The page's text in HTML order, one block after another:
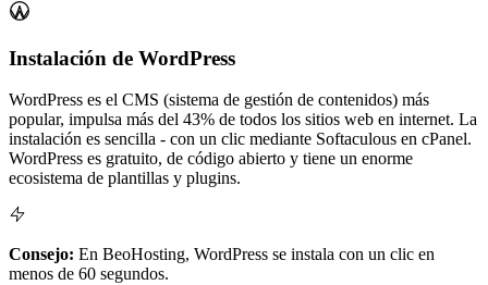
Instalación de WordPress
WordPress es el CMS (sistema de gestión de contenidos) más
popular, impulsa más del 43% de todos los sitios web en internet. La
instalación es sencilla - con un clic mediante Softaculous en cPanel.
WordPress es gratuito, de código abierto y tiene un enorme
ecosistema de plantillas y plugins.
Consejo: En BeoHosting, WordPress se instala con un clic en
menos de 60 segundos.